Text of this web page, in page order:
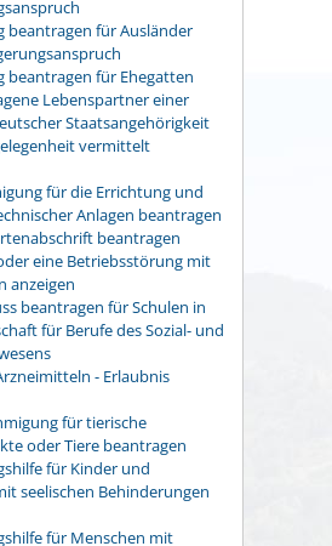
beantragen für Ausländer
beantragen für Ehegatten
Lebenspartner einer
Staatsangehörigkeit
vermittelt
für die Errichtung und
Anlagen beantragen
beantragen
eine Betriebsstörung mit
anzeigen
beantragen für Schulen in
für Berufe des Sozial- und
- Erlaubnis
für tierische
oder Tiere beantragen
für Kinder und
seelischen Behinderungen
für Menschen mit